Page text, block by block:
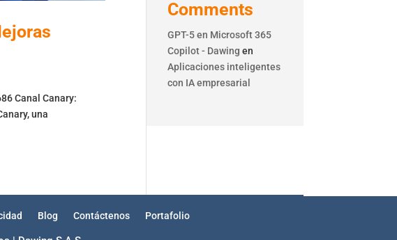
Canal Canary:
una
Comments
GPT-5 en Microsoft 365
Copilot - Dawing en
Aplicaciones inteligentes
con IA empresarial
Blog Contáctenos Portafolio